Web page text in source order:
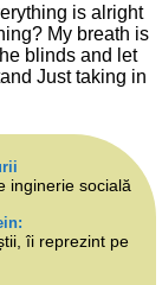
is alright
My breath is
blinds and let
Just taking in
inginerie socială
îi reprezint pe